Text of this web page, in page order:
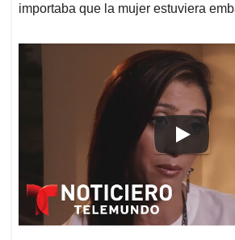
importaba que la mujer estuviera